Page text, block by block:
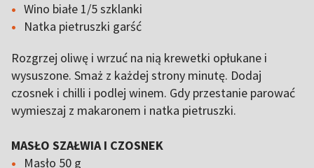
Wino białe 1/5 szklanki
Natka pietruszki garść
Rozgrzej oliwę i wrzuć na nią krewetki opłukane i
wysuszone. Smaż z każdej strony minutę. Dodaj
czosnek i chilli i podlej winem. Gdy przestanie parować
wymieszaj z makaronem i natka pietruszki.
MASŁO SZAŁWIA I CZOSNEK
Masło 50 g